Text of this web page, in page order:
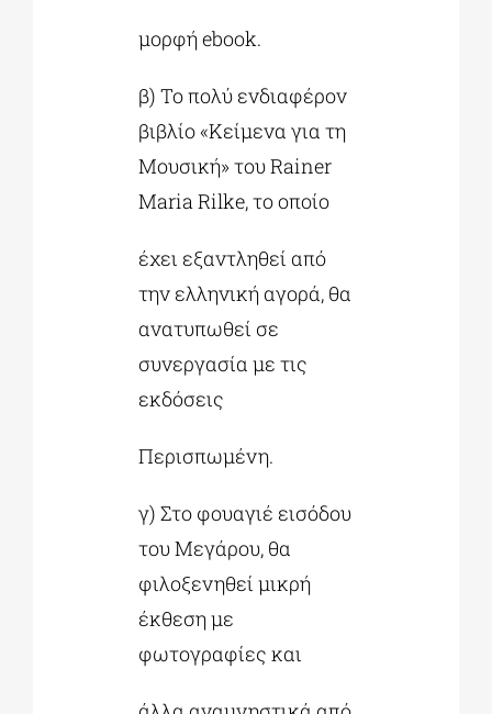
μορφή ebook.
β) Το πολύ ενδιαφέρον
βιβλίο «Κείμενα για τη
Μουσική» του Rainer
Maria Rilke, το οποίο
έχει εξαντληθεί από
την ελληνική αγορά, θα
ανατυπωθεί σε
συνεργασία με τις
εκδόσεις
Περισπωμένη.
γ) Στο φουαγιέ εισόδου
του Μεγάρου, θα
φιλοξενηθεί μικρή
έκθεση με
φωτογραφίες και